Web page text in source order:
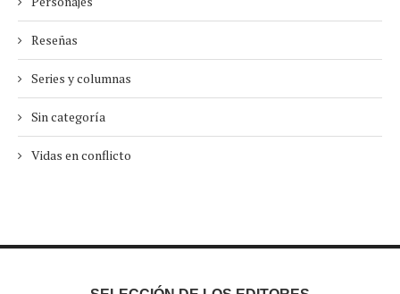
Reseñas
Series y columnas
Sin categoría
Vidas en conflicto